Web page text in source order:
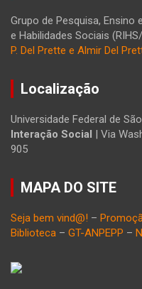
Grupo de Pesquisa, Ensino
e Habilidades Sociais
P. Del Prette e Almir Del
Localização
Universidade Federal de
Interação Social
| Via
905
MAPA DO SITE
Seja bem vind@! –
Biblioteca – GT-ANPEPP –